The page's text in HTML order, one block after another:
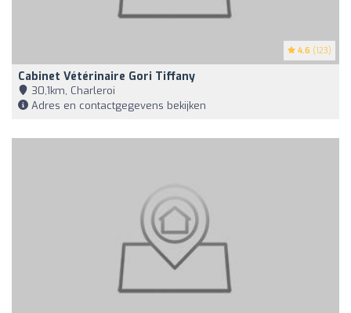
4.6 (123)
Cabinet Vétérinaire Gori Tiffany
30,1km, Charleroi
Adres en contactgegevens bekijken